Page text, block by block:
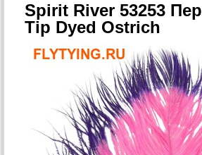
Spirit River 53253
Tip Dyed Ostrich